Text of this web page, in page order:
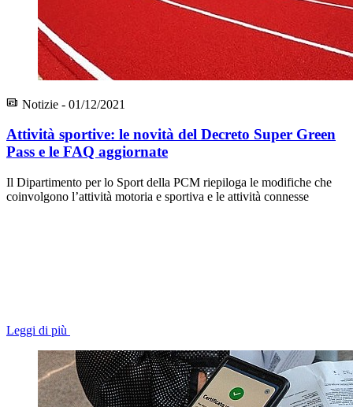
Notizie - 01/12/2021
Attività sportive: le novità del Decreto Super Green
Pass e le FAQ aggiornate
Il Dipartimento per lo Sport della PCM riepiloga le modifiche che
coinvolgono l’attività motoria e sportiva e le attività connesse
Leggi di più